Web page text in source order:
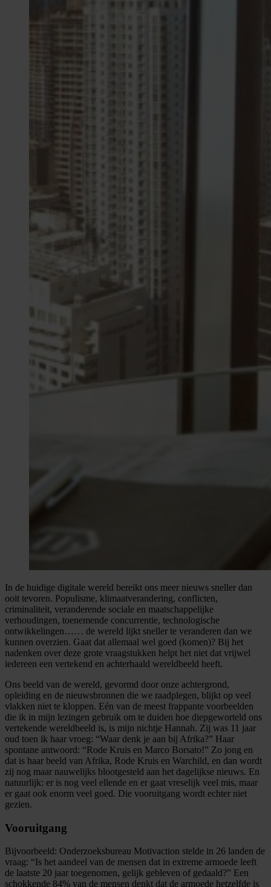
In de huidige digitale wereld bereikt ons meer nieuws sneller dan
ooit tevoren. Populisme, klimaatverandering, conflicten,
criminaliteit, veranderende sociale en maatschappelijke
verhoudingen, toenemende concurrentie, technologische
ontwikkelingen…… de wereld lijkt sneller te veranderen dan we
kunnen overzien. Gaat dat allemaal wel goed (komen)? Bij het
nadenken over deze grote vraagstukken helpt het niet dat vrijwel
iedereen een vertekend en achterhaald wereldbeeld heeft.
Ons beeld van de wereld, gevormd door onze achtergrond,
opleiding en de nieuwsbronnen die we raadplegen, blijkt op veel
vlakken niet te kloppen. Eén van de meest frappante voorbeelden
die ik in mijn lezingen gebruik om te duiden hoe diepgeworteld ons
vertekende wereldbeeld is, is mijn nichtje Hannah. Zij was 11 jaar
oud toen ik haar vroeg: “Waar denk je aan bij Afrika?” Haar
spontane antwoord: “Rode Kruis en Marco Borsato!” Zo jong en
dat is haar beeld van Afrika, Rode Kruis en Warchild, en dan wordt
zij nog maar nauwelijks blootgesteld aan het dagelijkse nieuws. En
natuurlijk: er is nog veel ellende en er gaat vreselijk veel mis, maar
er gaat ook enorm veel goed. Die vooruitgang wordt echter niet
gezien.
Vooruitgang
Bijvoorbeeld: Onderzoeksbureau Motivaction stelde in 26 landen de
vraag: “Is het aandeel van de mensen dat in extreme armoede leeft
de laatste 20 jaar toegenomen, gelijk gebleven of gedaald?” Een
schokkende 84% van de mensen denkt dat de armoede hetzelfde is